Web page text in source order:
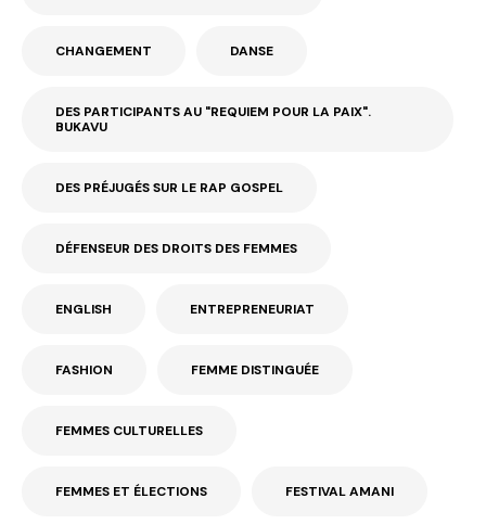
CHANGEMENT DANSE
DES PARTICIPANTS AU "REQUIEM POUR LA PAIX".
BUKAVU
DES PRÉJUGÉS SUR LE RAP GOSPEL
DÉFENSEUR DES DROITS DES FEMMES
ENGLISH ENTREPRENEURIAT
FASHION FEMME DISTINGUÉE
FEMMES CULTURELLES
FEMMES ET ÉLECTIONS FESTIVAL AMANI